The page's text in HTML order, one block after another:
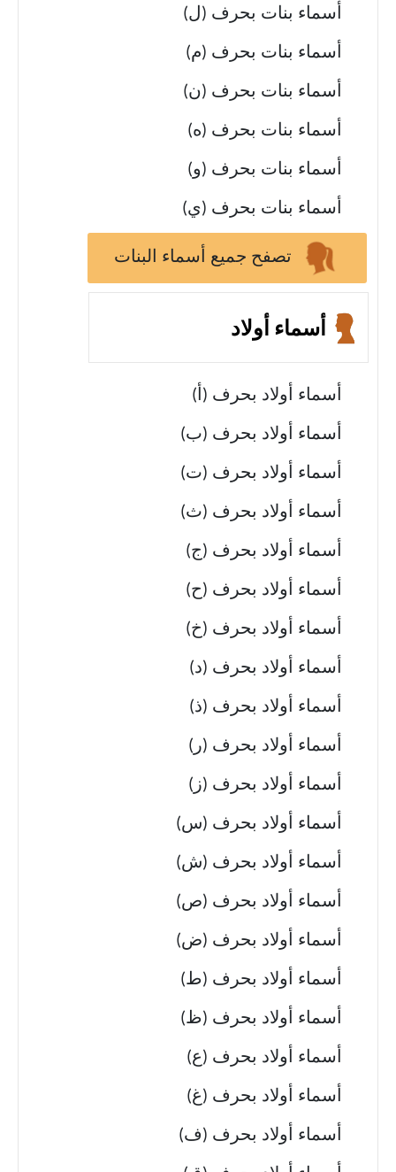
أسماء بنات بحرف (ل)
أسماء بنات بحرف (م)
أسماء بنات بحرف (ن)
أسماء بنات بحرف (ه)
أسماء بنات بحرف (و)
أسماء بنات بحرف (ي)
تصفح جميع أسماء البنات
أسماء أولاد
أسماء أولاد بحرف (أ)
أسماء أولاد بحرف (ب)
أسماء أولاد بحرف (ت)
أسماء أولاد بحرف (ث)
أسماء أولاد بحرف (ج)
أسماء أولاد بحرف (ح)
أسماء أولاد بحرف (خ)
أسماء أولاد بحرف (د)
أسماء أولاد بحرف (ذ)
أسماء أولاد بحرف (ر)
أسماء أولاد بحرف (ز)
أسماء أولاد بحرف (س)
أسماء أولاد بحرف (ش)
أسماء أولاد بحرف (ص)
أسماء أولاد بحرف (ض)
أسماء أولاد بحرف (ط)
أسماء أولاد بحرف (ظ)
أسماء أولاد بحرف (ع)
أسماء أولاد بحرف (غ)
أسماء أولاد بحرف (ف)